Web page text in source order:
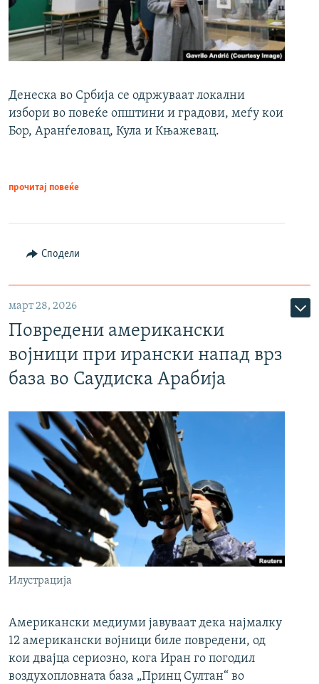
Денеска во Србија се одржуваат локални
избори во повеќе општини и градови, меѓу кои
Бор, Аранѓеловац, Кула и Књажевац.
прочитај повеќе
Сподели
март 28, 2026
Повредени американски
војници при ирански напад врз
база во Саудиска Арабија
Илустрација
Американски медиуми јавуваат дека најмалку
12 американски војници биле повредени, од
кои двајца сериозно, кога Иран го погодил
воздухопловната база „Принц Султан“ во